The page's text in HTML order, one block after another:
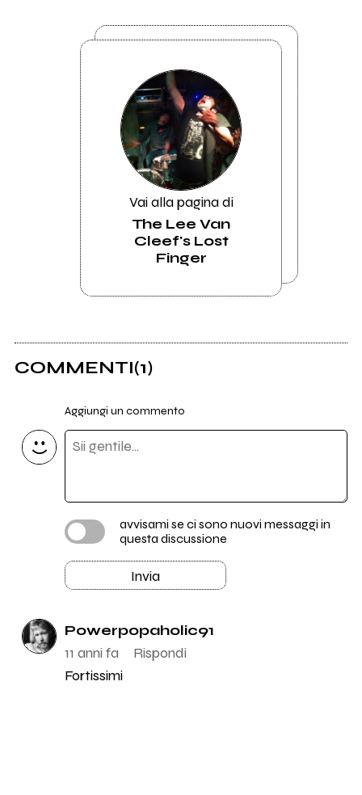
Vai alla pagina di
The Lee Van
Cleef's Lost
Finger
COMMENTI(1)
Aggiungi un commento
avvisami se ci sono nuovi messaggi in
questa discussione
Invia
Powerpopaholic91
11 anni fa
Rispondi
Fortissimi